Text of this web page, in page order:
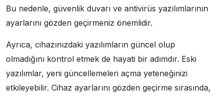
Bu nedenle, güvenlik duvarı ve antivirüs yazılımlarının
ayarlarını gözden geçirmeniz önemlidir.
Ayrıca, cihazınızdaki yazılımların güncel olup
olmadığını kontrol etmek de hayati bir adımdır. Eski
yazılımlar, yeni güncellemeleri açma yeteneğinizi
etkileyebilir. Cihaz ayarlarını gözden geçirme sırasında,